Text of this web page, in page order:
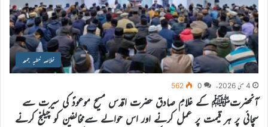
خلاصہ خطبہ جمعہ
4 مئی 2026ء 0
562
آنحضرتﷺ کے غلامِ صادق حضرت اقدس مسیح موعودؑ کی سیرت سے
سچائی پر ہر قیمت پر عمل کرنے اور اس حوالے سےمخالفین کو چیلنج کرنے